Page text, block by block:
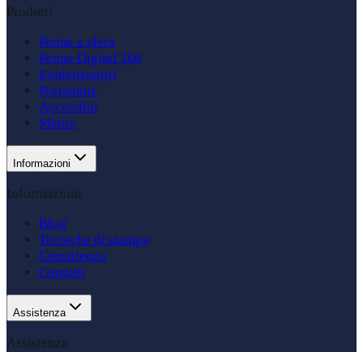
Prodotti
Penne a sfera
Penne Digital 360
Evidenziatori
Portamine
Accendini
Matite
Informazioni
Informazioni
Blog
Tecniche di stampa
Consulenza
Contatti
Assistenza
Assistenza